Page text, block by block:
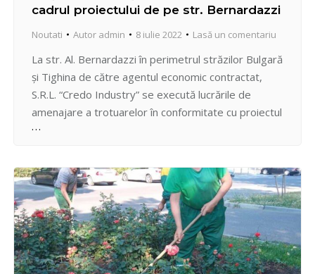
cadrul proiectului de pe str. Bernardazzi
Noutati Autor admin 8 iulie 2022 Lasă un comentariu
La str. Al. Bernardazzi în perimetrul străzilor Bulgară
și Tighina de către agentul economic contractat,
S.R.L. “Credo Industry” se execută lucrările de
amenajare a trotuarelor în conformitate cu proiectul
coordonat: – decaparea – evacuarea asfaltului vechi
pavaj